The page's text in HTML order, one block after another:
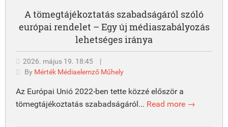
A tömegtájékoztatás szabadságáról szóló
európai rendelet – Egy új médiaszabályozás
lehetséges iránya
2026. május 19. 18:45
|
By Mérték Médiaelemző Műhely
Az Európai Unió 2022-ben tette közzé először a
tömegtájékoztatás szabadságáról... Read more →